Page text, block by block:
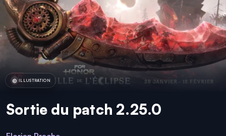
ILLUSTRATION
Sortie du patch 2.25.0